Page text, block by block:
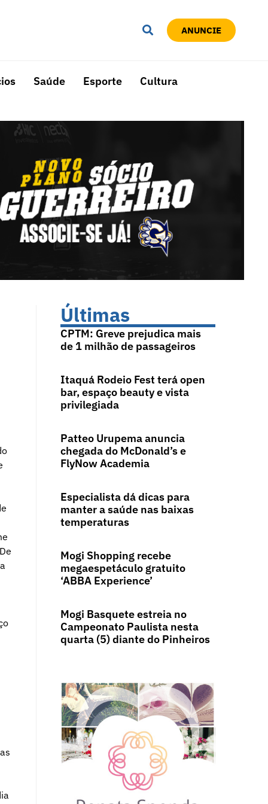
ANUNCIE
Saúde Esporte Cultura
Últimas
CPTM: Greve prejudica mais
de 1 milhão de passageiros
Itaquá Rodeio Fest terá open
bar, espaço beauty e vista
privilegiada
Patteo Urupema anuncia
chegada do McDonald’s e
FlyNow Academia
Especialista dá dicas para
manter a saúde nas baixas
temperaturas
Mogi Shopping recebe
megaespetáculo gratuito
‘ABBA Experience’
Mogi Basquete estreia no
Campeonato Paulista nesta
quarta (5) diante do Pinheiros